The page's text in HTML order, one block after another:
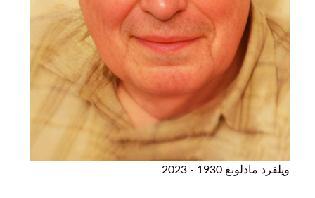
ويلفرد مادلونغ 1930 - 2023